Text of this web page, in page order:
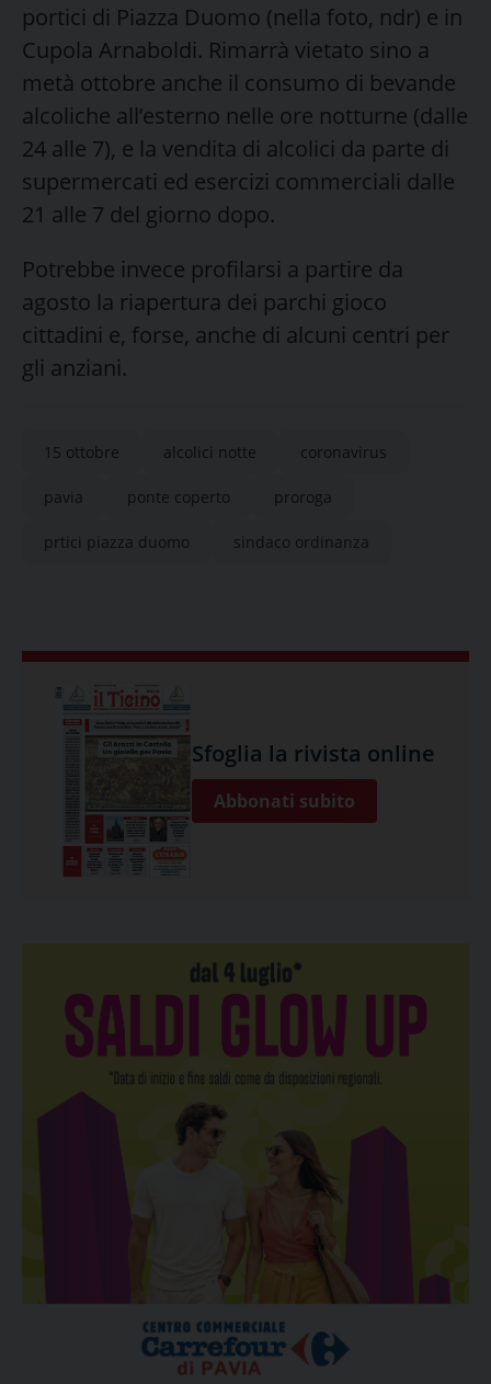
portici di Piazza Duomo (nella foto, ndr) e in
Cupola Arnaboldi. Rimarrà vietato sino a
metà ottobre anche il consumo di bevande
alcoliche all’esterno nelle ore notturne (dalle
24 alle 7), e la vendita di alcolici da parte di
supermercati ed esercizi commerciali dalle
21 alle 7 del giorno dopo.
Potrebbe invece profilarsi a partire da
agosto la riapertura dei parchi gioco
cittadini e, forse, anche di alcuni centri per
gli anziani.
15 ottobre alcolici notte coronavirus
pavia ponte coperto proroga
prtici piazza duomo sindaco ordinanza
Sfoglia la rivista online
Abbonati subito